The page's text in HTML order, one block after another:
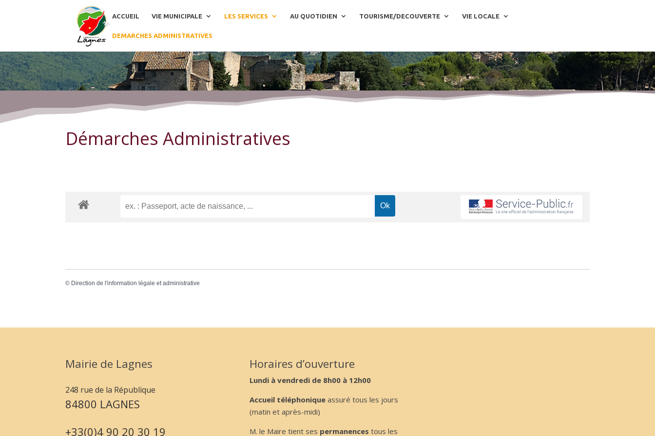
ACCUEIL VIE MUNICIPALE LES SERVICES AU QUOTIDIEN TOURISME/DECOUVERTE VIE LOCALE
DEMARCHES ADMINISTRATIVES
Démarches Administratives
Démarches Administratives
© Direction de l'information légale et administrative
Mairie de Lagnes
248 rue de la République
84800 LAGNES
+33(0)4 90 20 30 19
Horaires d’ouverture
Lundi à vendredi de 8h00 à 12h00
Accueil téléphonique assuré tous les jours
(matin et après-midi)
M. le Maire tient ses permanences tous les